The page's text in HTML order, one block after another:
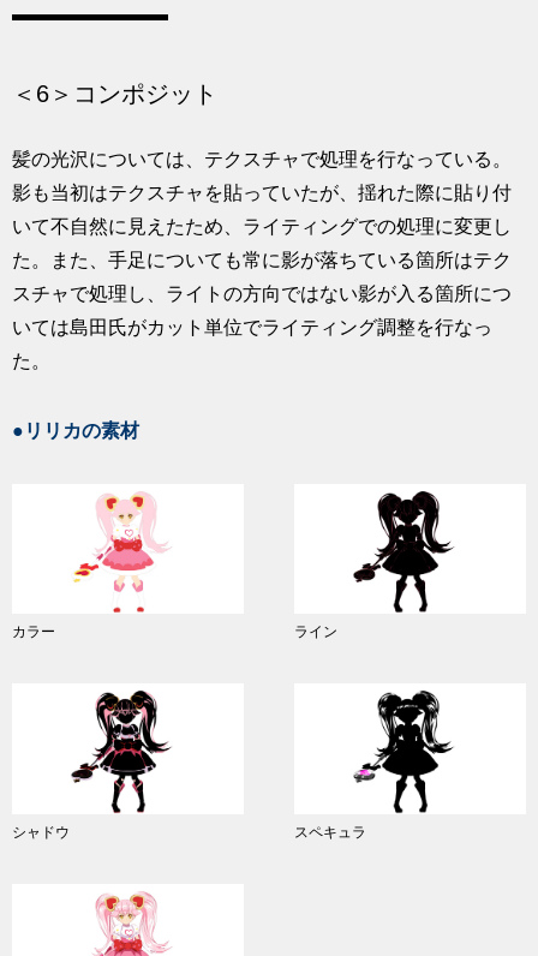
＜6＞コンポジット
髪の光沢については、テクスチャで処理を行なっている。
影も当初はテクスチャを貼っていたが、揺れた際に貼り付
いて不自然に見えたため、ライティングでの処理に変更し
た。また、手足についても常に影が落ちている箇所はテク
スチャで処理し、ライトの方向ではない影が入る箇所につ
いては島田氏がカット単位でライティング調整を行なっ
た。
●リリカの素材
カラー ライン
シャドウ スペキュラ